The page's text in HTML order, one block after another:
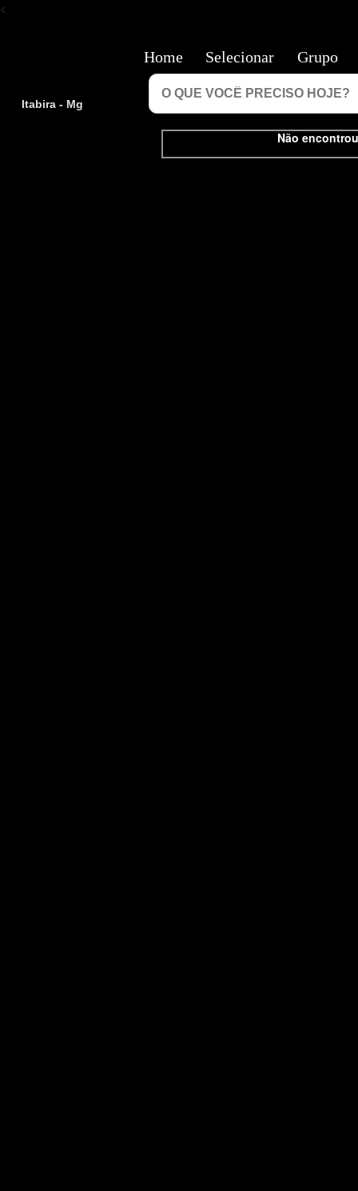
<
Itabira - Mg
Não
Home Selecionar Grupo